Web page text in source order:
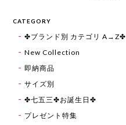
CATEGORY
✤ブランド別 カテゴリ A→Z✤
New Collection
即納商品
サイズ別
✤七五三✤お誕生日✤
プレゼント特集